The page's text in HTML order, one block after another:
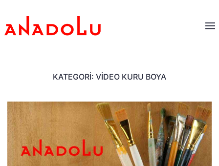
KATEGORI: VIDEO KURU BOYA